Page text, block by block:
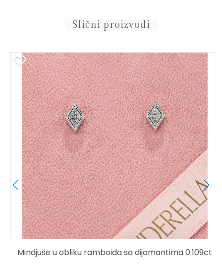
Slični proizvodi
Mindjuše u obliku ramboida sa dijamantima 0.109ct